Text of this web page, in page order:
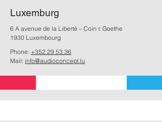
Luxemburg
6 A avenue de la Liberté – Coin r. Goethe
1930 Luxembourg
Phone: +352 29 53 36
Mail: info@audioconcept.lu